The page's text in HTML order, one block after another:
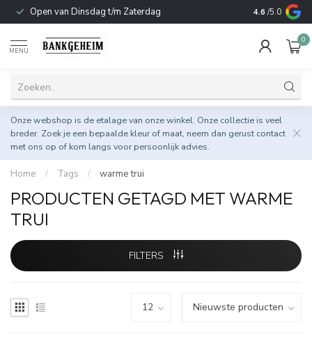
Open van Dinsdag t/m Zaterdag Duurzame &
4.6 /5.0
MENU
0
Onze webshop is de etalage van onze winkel. Onze collectie is veel
breder. Zoek je een bepaalde kleur of maat, neem dan gerust contact
met ons op of kom langs voor persoonlijk advies.
Home / Tags / warme trui
PRODUCTEN GETAGD MET WARME
TRUI
FILTERS